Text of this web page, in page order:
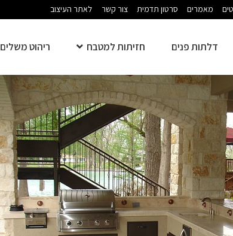
מאמרים סרטון תדמית צור קשר לאתר העיצוב
דלתות פנים חזיתות למטבח ריהוט משלים